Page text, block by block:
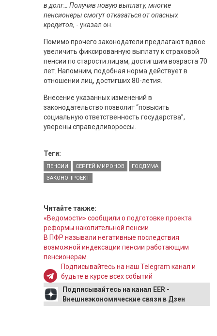
в долг… Получив новую выплату, многие
пенсионеры смогут отказаться от опасных
кредитов, - указал он.
Помимо прочего законодатели предлагают вдвое
увеличить фиксированную выплату к страховой
пенсии по старости лицам, достигшим возраста 70
лет. Напомним, подобная норма действует в
отношении лиц, достигших 80-летия.
Внесение указанных изменений в
законодательство позволит “повысить
социальную ответственность государства”,
уверены справедливороссы.
Теги:
ПЕНСИИ СЕРГЕЙ МИРОНОВ
ГОСДУМА
ЗАКОНОПРОЕКТ
Читайте также:
«Ведомости» сообщили о подготовке проекта
реформы накопительной пенсии
В ПФР называли негативные последствия
возможной индексации пенсии работающим
пенсионерам
Подписывайтесь на наш Telegram канал и
будьте в курсе всех событий
Подписывайтесь на канал EER -
Внешнеэкономические связи в Дзен